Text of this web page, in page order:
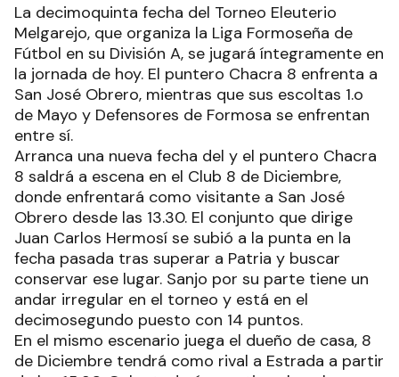
La decimoquinta fecha del Torneo Eleuterio
Melgarejo, que organiza la Liga Formoseña de
Fútbol en su División A, se jugará íntegramente en
la jornada de hoy. El puntero Chacra 8 enfrenta a
San José Obrero, mientras que sus escoltas 1.o
de Mayo y Defensores de Formosa se enfrentan
entre sí.
Arranca una nueva fecha del y el puntero Chacra
8 saldrá a escena en el Club 8 de Diciembre,
donde enfrentará como visitante a San José
Obrero desde las 13.30. El conjunto que dirige
Juan Carlos Hermosí se subió a la punta en la
fecha pasada tras superar a Patria y buscar
conservar ese lugar. Sanjo por su parte tiene un
andar irregular en el torneo y está en el
decimosegundo puesto con 14 puntos.
En el mismo escenario juega el dueño de casa, 8
de Diciembre tendrá como rival a Estrada a partir